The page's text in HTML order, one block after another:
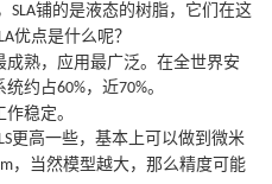
SLA铺的是液态的树脂，它们在这
优点是什么呢？
熟，应用最广泛。在全世界安
统约占60%，近70%。
稳定。
更高一些，基本上可以做到微米
，当然模型越大，那么精度可能